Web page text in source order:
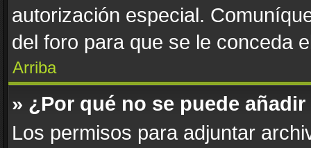
autorización especial.
del foro para que se le conceda
Arriba
» ¿Por qué no se puede
Los permisos para adjuntar